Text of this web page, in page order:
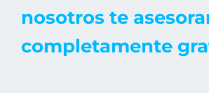
nosotros te
completamente